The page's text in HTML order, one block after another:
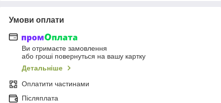
Умови оплати
Ви отримаєте замовлення
або гроші повернуться на вашу картку
Детальніше
Оплатити частинами
Післяплата